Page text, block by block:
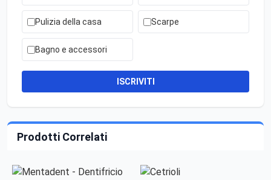
Pulizia della casa Scarpe
Bagno e accessori
ISCRIVITI
Prodotti Correlati